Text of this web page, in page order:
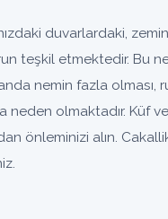
duvarlardaki,
teşkil etmektedir. Bu
nemin fazla
neden olmaktadır. Küf
önleminizi alın.